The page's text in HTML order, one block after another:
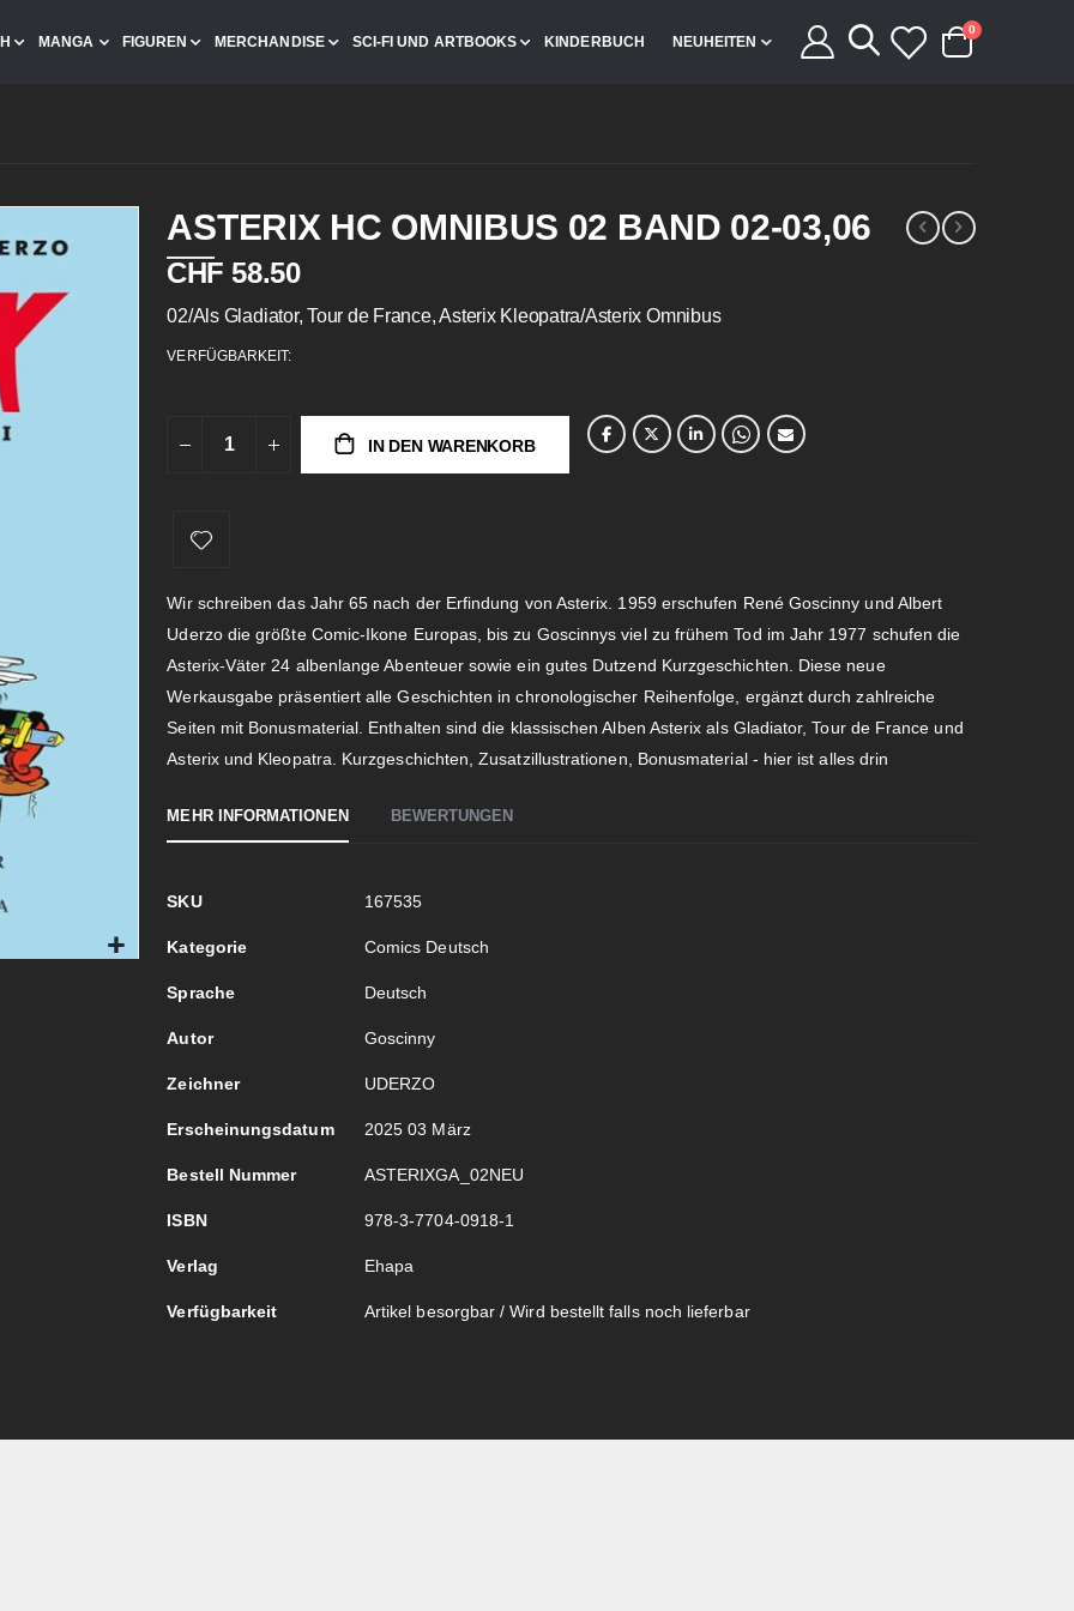
MANGA FIGUREN MERCHANDISE SCI-FI UND ARTBOOKS KINDERBUCH NEUHEITEN
Cart
0 Artikel
ASTERIX HC OMNIBUS 02 BAND 02-03,06
CHF 58.50
02/Als Gladiator, Tour de France, Asterix Kleopatra/Asterix Omnibus
VERFÜGBARKEIT:
IN DEN WARENKORB
Wir schreiben das Jahr 65 nach der Erfindung von Asterix. 1959 erschufen René Goscinny und Albert
Uderzo die größte Comic-Ikone Europas, bis zu Goscinnys viel zu frühem Tod im Jahr 1977 schufen die
Asterix-Väter 24 albenlange Abenteuer sowie ein gutes Dutzend Kurzgeschichten. Diese neue
Werkausgabe präsentiert alle Geschichten in chronologischer Reihenfolge, ergänzt durch zahlreiche
Seiten mit Bonusmaterial. Enthalten sind die klassischen Alben Asterix als Gladiator, Tour de France und
Asterix und Kleopatra. Kurzgeschichten, Zusatzillustrationen, Bonusmaterial - hier ist alles drin
MEHR INFORMATIONEN
Mehr
SKU 167535
Kategorie Comics Deutsch
Sprache Deutsch
Autor Goscinny
Zeichner UDERZO
Erscheinungsdatum 2025 03 März
Bestell Nummer ASTERIXGA_02NEU
ISBN 978-3-7704-0918-1
Verlag Ehapa
Verfügbarkeit Artikel besorgbar / Wird bestellt falls noch lieferbar
BEWERTUNGEN